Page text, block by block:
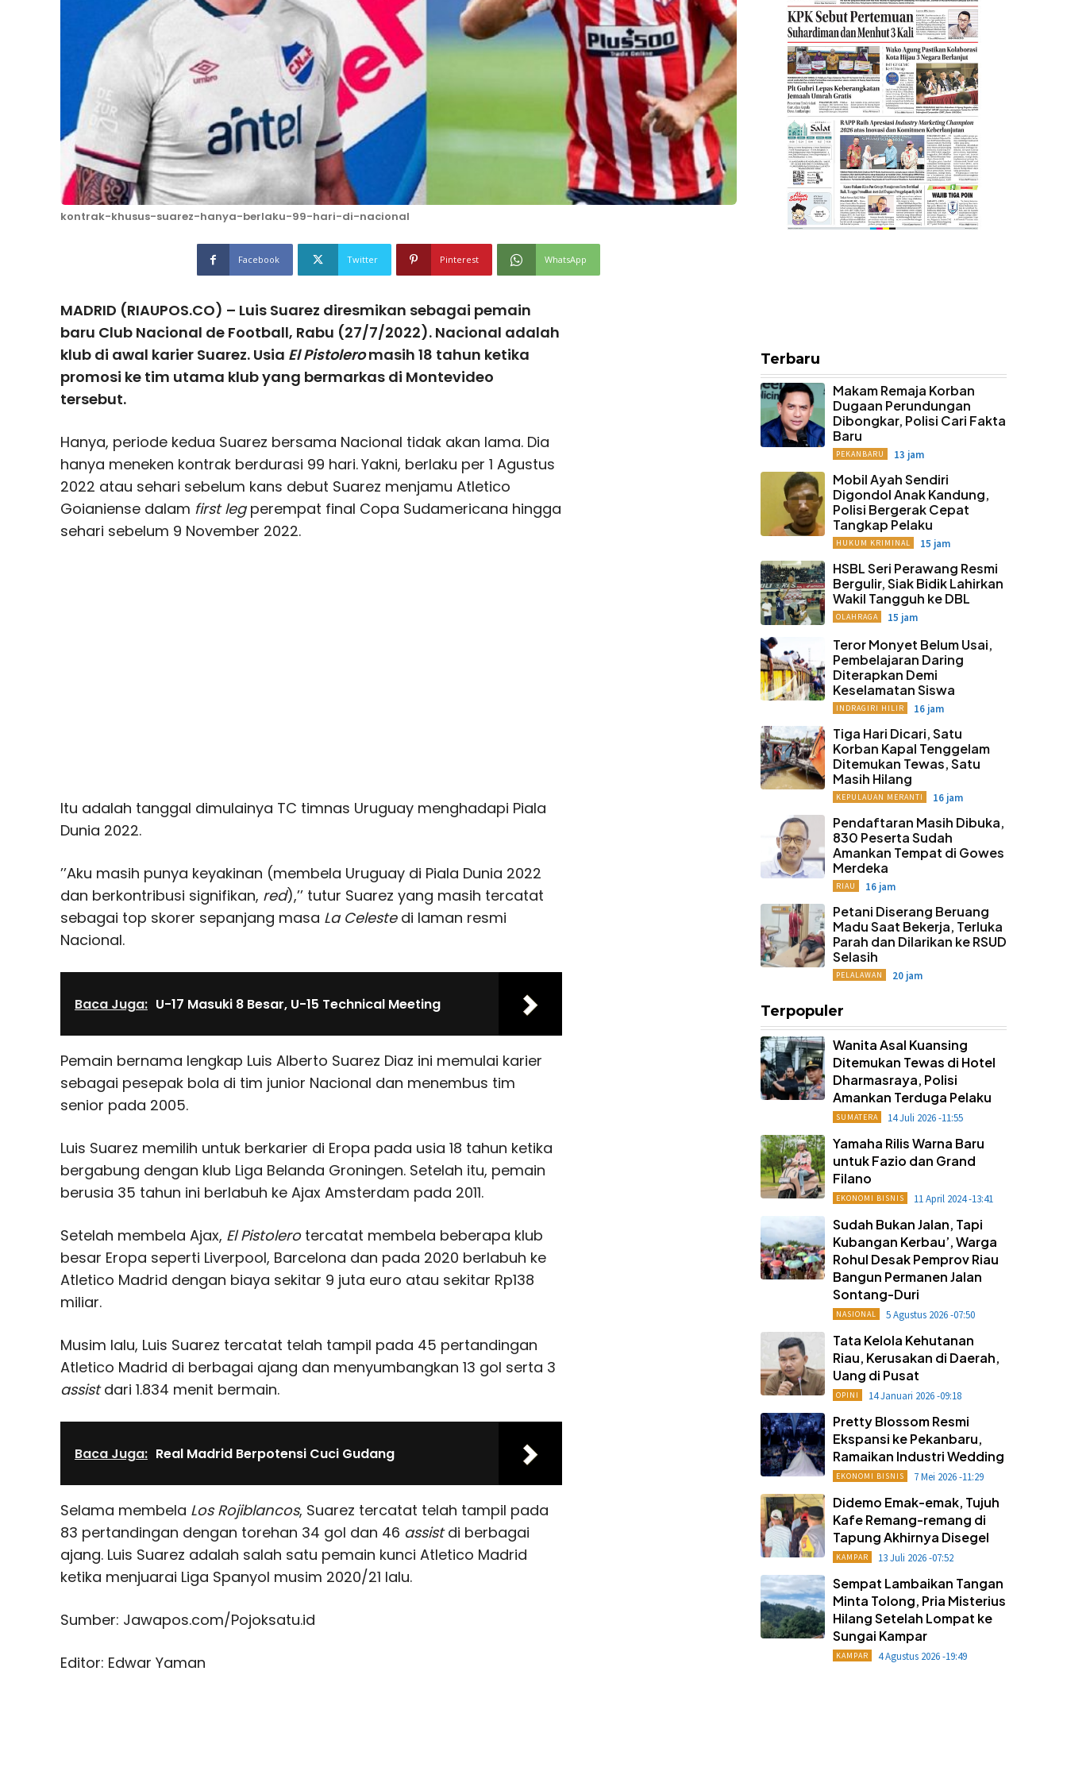
kontrak-khusus-suarez-hanya-berlaku-99-hari-di-nacional
Facebook Twitter Pinterest WhatsApp
MADRID (RIAUPOS.CO) – Luis Suarez diresmikan sebagai pemain
baru Club Nacional de Football, Rabu (27/7/2022). Nacional adalah
klub di awal karier Suarez. Usia El Pistoleromasih 18 tahun ketika
promosi ke tim utama klub yang bermarkas di Montevideo
tersebut.
Hanya, periode kedua Suarez bersama Nacional tidak akan lama. Dia
hanya meneken kontrak berdurasi 99 hari.Yakni, berlaku per 1 Agustus
2022 atau sehari sebelum kans debut Suarez menjamu Atletico
Goianiense dalam first legperempat final Copa Sudamericana hingga
sehari sebelum 9 November 2022.
Itu adalah tanggal dimulainya TC timnas Uruguay menghadapi Piala
Dunia 2022.
’’Aku masih punya keyakinan (membela Uruguay di Piala Dunia 2022
dan berkontribusi signifikan, red),’’ tutur Suarez yang masih tercatat
sebagai top skorer sepanjang masa La Celestedi laman resmi
Nacional.
Baca Juga: U-17 Masuki 8 Besar, U-15 Technical Meeting
Pemain bernama lengkap Luis Alberto Suarez Diaz ini memulai karier
sebagai pesepak bola di tim junior Nacional dan menembus tim
senior pada 2005.
Luis Suarez memilih untuk berkarier di Eropa pada usia 18 tahun ketika
bergabung dengan klub Liga Belanda Groningen. Setelah itu, pemain
berusia 35 tahun ini berlabuh ke Ajax Amsterdam pada 2011.
Setelah membela Ajax, El Pistolerotercatat membela beberapa klub
besar Eropa seperti Liverpool, Barcelona dan pada 2020 berlabuh ke
Atletico Madrid dengan biaya sekitar 9 juta euro atau sekitar Rp138
miliar.
Musim lalu, Luis Suarez tercatat telah tampil pada 45 pertandingan
Atletico Madrid di berbagai ajang dan menyumbangkan 13 gol serta 3
assistdari 1.834 menit bermain.
Baca Juga: Real Madrid Berpotensi Cuci Gudang
Selama membela Los Rojiblancos, Suarez tercatat telah tampil pada
83 pertandingan dengan torehan 34 gol dan 46 assistdi berbagai
ajang. Luis Suarez adalah salah satu pemain kunci Atletico Madrid
ketika menjuarai Liga Spanyol musim 2020/21 lalu.
Sumber: Jawapos.com/Pojoksatu.id
Editor: Edwar Yaman
Terbaru
Makam Remaja Korban
Dugaan Perundungan
Dibongkar, Polisi Cari Fakta
Baru
PEKANBARU 13 jam
Mobil Ayah Sendiri
Digondol Anak Kandung,
Polisi Bergerak Cepat
Tangkap Pelaku
HUKUM KRIMINAL 15 jam
HSBL Seri Perawang Resmi
Bergulir, Siak Bidik Lahirkan
Wakil Tangguh ke DBL
OLAHRAGA 15 jam
Teror Monyet Belum Usai,
Pembelajaran Daring
Diterapkan Demi
Keselamatan Siswa
INDRAGIRI HILIR 16 jam
Tiga Hari Dicari, Satu
Korban Kapal Tenggelam
Ditemukan Tewas, Satu
Masih Hilang
KEPULAUAN MERANTI 16 jam
Pendaftaran Masih Dibuka,
830 Peserta Sudah
Amankan Tempat di Gowes
Merdeka
RIAU 16 jam
Petani Diserang Beruang
Madu Saat Bekerja, Terluka
Parah dan Dilarikan ke RSUD
Selasih
PELALAWAN 20 jam
Terpopuler
Wanita Asal Kuansing
Ditemukan Tewas di Hotel
Dharmasraya, Polisi
Amankan Terduga Pelaku
SUMATERA 14 Juli 2026 -11:55
Yamaha Rilis Warna Baru
untuk Fazio dan Grand
Filano
EKONOMI BISNIS 11 April 2024 -13:41
Sudah Bukan Jalan, Tapi
Kubangan Kerbau’, Warga
Rohul Desak Pemprov Riau
Bangun Permanen Jalan
Sontang-Duri
NASIONAL 5 Agustus 2026 -07:50
Tata Kelola Kehutanan
Riau, Kerusakan di Daerah,
Uang di Pusat
OPINI 14 Januari 2026 -09:18
Pretty Blossom Resmi
Ekspansi ke Pekanbaru,
Ramaikan Industri Wedding
EKONOMI BISNIS 7 Mei 2026 -11:29
Didemo Emak-emak, Tujuh
Kafe Remang-remang di
Tapung Akhirnya Disegel
KAMPAR 13 Juli 2026 -07:52
Sempat Lambaikan Tangan
Minta Tolong, Pria Misterius
Hilang Setelah Lompat ke
Sungai Kampar
KAMPAR 4 Agustus 2026 -19:49